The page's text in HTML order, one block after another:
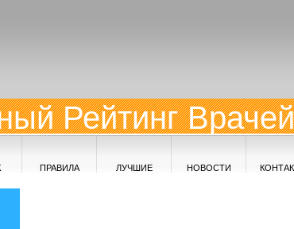
Рейтинг
ПРАВИЛА ЛУЧШИЕ НОВОСТИ